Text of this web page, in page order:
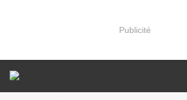
Publicité